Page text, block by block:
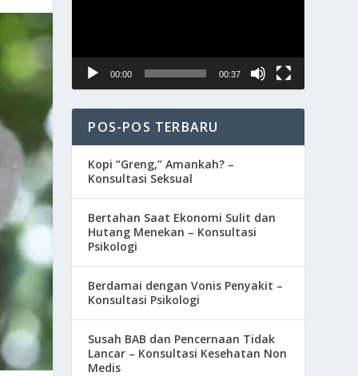
00:00 00:37
POS-POS TERBARU
Kopi “Greng,” Amankah? –
Konsultasi Seksual
Bertahan Saat Ekonomi Sulit dan
Hutang Menekan – Konsultasi
Psikologi
Berdamai dengan Vonis Penyakit –
Konsultasi Psikologi
Susah BAB dan Pencernaan Tidak
Lancar – Konsultasi Kesehatan Non
Medis